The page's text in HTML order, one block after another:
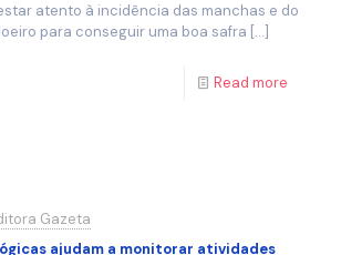
atento à incidência das manchas e do
para conseguir uma boa safra […]
Read more
Gazeta
ajudam a monitorar atividades